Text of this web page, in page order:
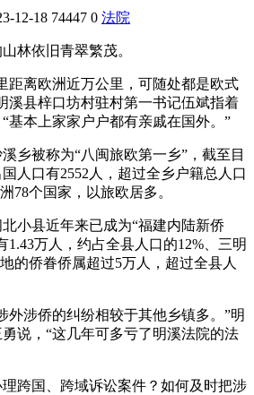
12-18 74447 0 法院
依旧青翠繁茂。
离欧洲近万公里，可随处都是欧式
溪县梓口坊村驻村第一书记伍斌指着
基本上家家户户都有亲戚在国外。”
被称为“八闽旅欧第一乡”，截至目
人口有2552人，超过全乡户籍总人口
78个国家，以旅欧居多。
县近年来已成为“福建内陆新侨
1.43万人，约占全县人口的12%、三明
的侨眷侨属超过5万人，超过全县人
涉侨的纠纷相较于其他乡镇多。”明
说，“这几年可多亏了明溪法院的法
国、跨域诉讼案件？如何及时把涉